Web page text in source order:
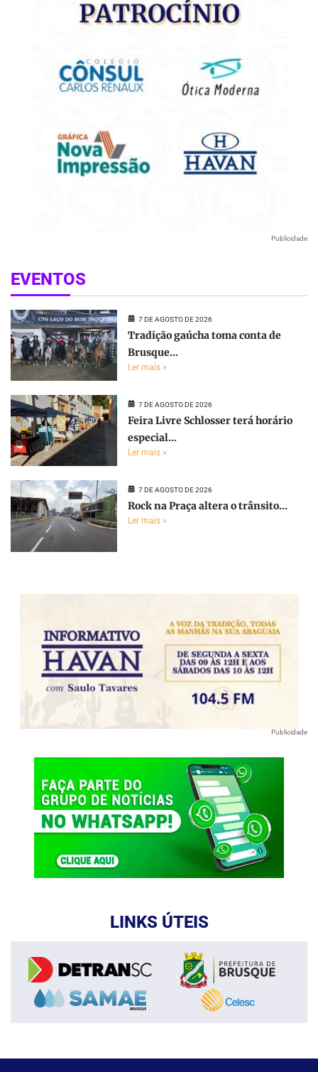
Publicidade
EVENTOS
7 DE AGOSTO DE 2026
Tradição gaúcha toma conta de
Brusque...
Ler mais »
7 DE AGOSTO DE 2026
Feira Livre Schlosser terá horário
especial...
Ler mais »
7 DE AGOSTO DE 2026
Rock na Praça altera o trânsito...
Ler mais »
Publicidade
LINKS ÚTEIS